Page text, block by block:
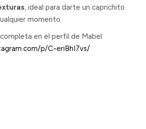
, ideal para darte un caprichito
momento.
en el perfil de Mabel:
p/C-eriBhI7vs/